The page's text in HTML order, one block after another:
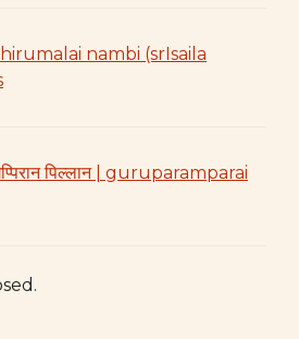
nambi (srIsaila
पिल्लान | guruparamparai